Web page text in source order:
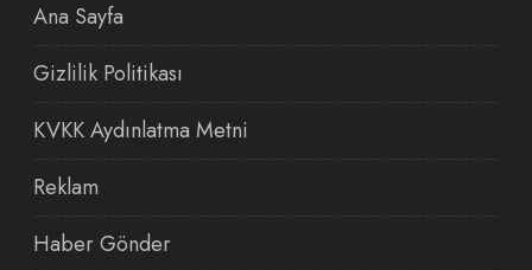
Ana Sayfa
Gizlilik Politikası
KVKK Aydınlatma Metni
Reklam
Haber Gönder